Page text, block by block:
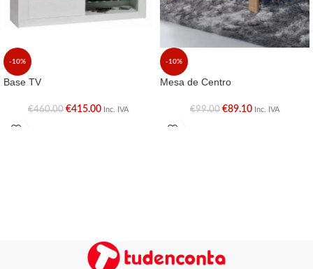
-10%
Base TV
€460.00 €415.00 Inc. IVA
-10%
Mesa de Centro
€99.00 €89.10 Inc. IVA